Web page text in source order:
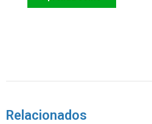
Relacionados